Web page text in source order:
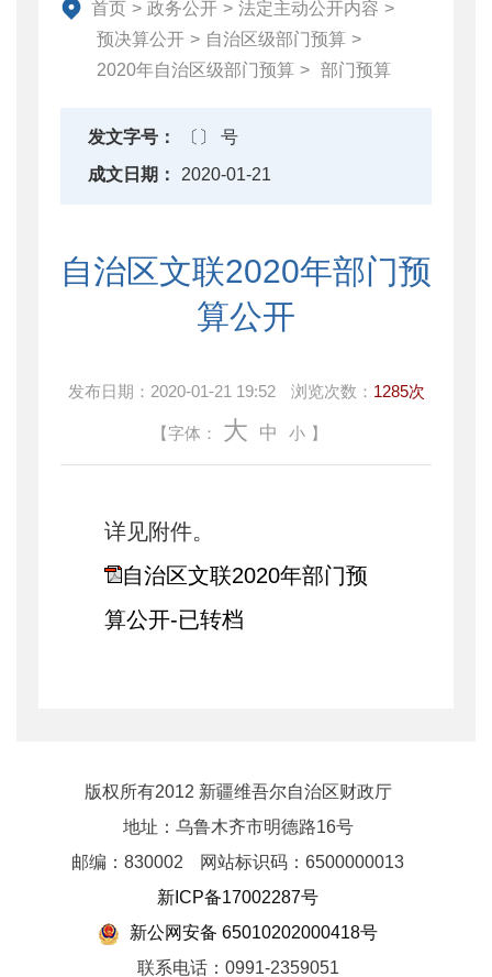
重大行政决策预公开
减税降费专栏
直达资金
行业监管
重点领域信息公开
首页 > 政务公开 > 法定主动公开内容 >
预决算公开 > 自治区级部门预算 >
2020年自治区级部门预算 > 部门预算
发文字号：
〔〕 号
成文日期：
2020-01-21
自治区文联2020年部门预
算公开
发布日期： 2020-01-21 19:52 浏览次数： 1285次
【字体： 大 中 小 】
详见附件。
自治区文联2020年部门预
算公开-已转档
版权所有2012 新疆维吾尔自治区财政厅
地址：乌鲁木齐市明德路16号
邮编：830002
网站标识码：6500000013
新ICP备17002287号
新公网安备 65010202000418号
联系电话：0991-2359051